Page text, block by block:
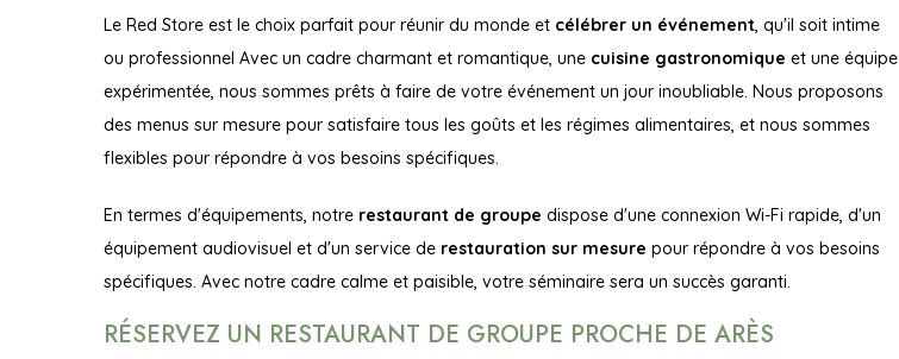
Le Red Store est le choix parfait pour réunir du monde et célébrer un événement, qu'il soit intime
ou professionnel Avec un cadre charmant et romantique, une cuisine gastronomique et une équipe
expérimentée, nous sommes prêts à faire de votre événement un jour inoubliable. Nous proposons
des menus sur mesure pour satisfaire tous les goûts et les régimes alimentaires, et nous sommes
flexibles pour répondre à vos besoins spécifiques.
En termes d'équipements, notre restaurant de groupe dispose d'une connexion Wi-Fi rapide, d'un
équipement audiovisuel et d'un service de restauration sur mesure pour répondre à vos besoins
spécifiques. Avec notre cadre calme et paisible, votre séminaire sera un succès garanti.
RÉSERVEZ UN RESTAURANT DE GROUPE PROCHE DE ARÈS